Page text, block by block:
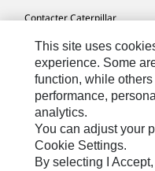
Contacter Caterpillar
Mes Préférences Marketing
Plan Du Site
Cookie Settings
Mentions Légales
Confidentialité
This site uses
experience. Some
function, while
performance,
analytics.
You can adjust your
Cookie Settings.
By selecting I